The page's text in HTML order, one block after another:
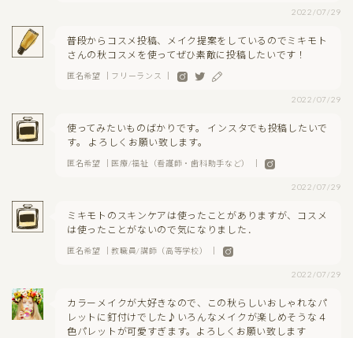
2022/07/29
普段からコスメ投稿、メイク提案をしているのでミキモト
さんの秋コスメを使ってぜひ素敵に投稿したいです！
匿名希望 ｜フリーランス ｜
2022/07/29
使ってみたいものばかりです。 インスタでも投稿したいで
す。 よろしくお願い致します。
匿名希望 ｜医療/福祉（看護師・歯科助手など） ｜
2022/07/29
ミキモトのスキンケアは使ったことがありますが、コスメ
は使ったことがないので気になりました．
匿名希望 ｜教職員/講師（高等学校） ｜
2022/07/29
カラーメイクが大好きなので、この秋らしいおしゃれなパ
レットに釘付けでした♪いろんなメイクが楽しめそうな４
色パレットが可愛すぎます。よろしくお願い致します